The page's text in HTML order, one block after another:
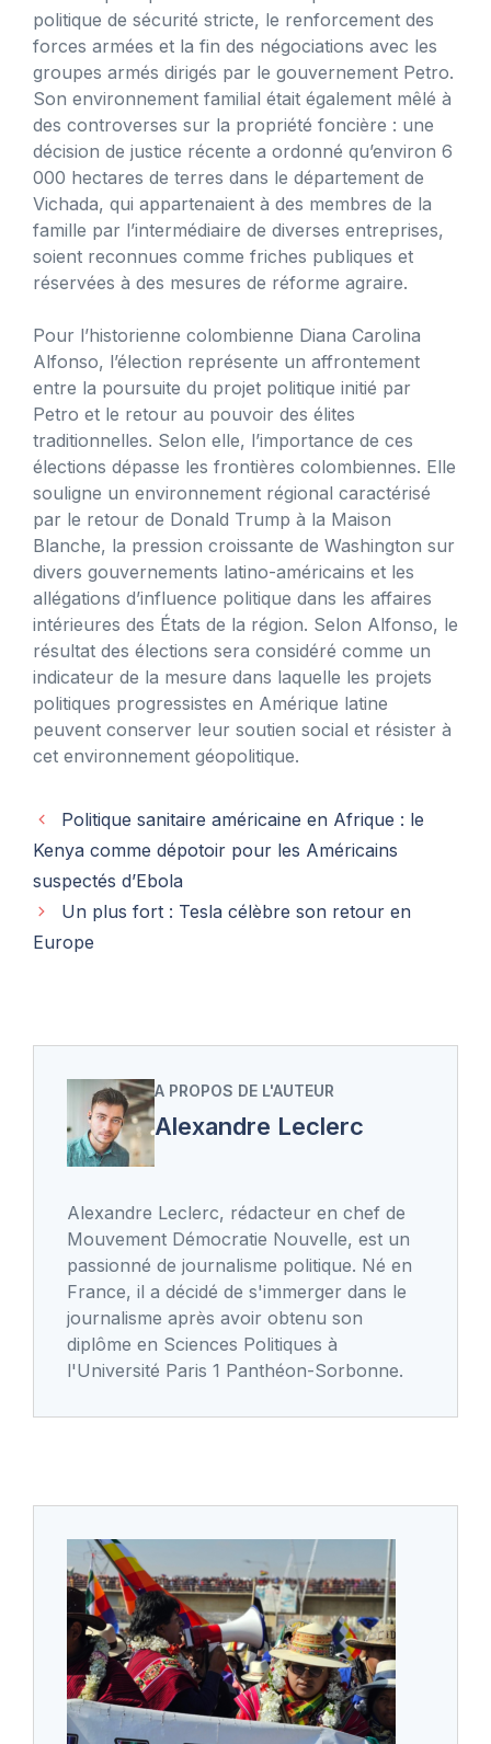
politique de sécurité stricte, le renforcement des
forces armées et la fin des négociations avec les
groupes armés dirigés par le gouvernement Petro.
Son environnement familial était également mêlé à
des controverses sur la propriété foncière : une
décision de justice récente a ordonné qu’environ 6
000 hectares de terres dans le département de
Vichada, qui appartenaient à des membres de la
famille par l’intermédiaire de diverses entreprises,
soient reconnues comme friches publiques et
réservées à des mesures de réforme agraire.
Pour l’historienne colombienne Diana Carolina
Alfonso, l’élection représente un affrontement
entre la poursuite du projet politique initié par
Petro et le retour au pouvoir des élites
traditionnelles. Selon elle, l’importance de ces
élections dépasse les frontières colombiennes. Elle
souligne un environnement régional caractérisé
par le retour de Donald Trump à la Maison
Blanche, la pression croissante de Washington sur
divers gouvernements latino-américains et les
allégations d’influence politique dans les affaires
intérieures des États de la région. Selon Alfonso, le
résultat des élections sera considéré comme un
indicateur de la mesure dans laquelle les projets
politiques progressistes en Amérique latine
peuvent conserver leur soutien social et résister à
cet environnement géopolitique.
Politique sanitaire américaine en Afrique : le
Kenya comme dépotoir pour les Américains
suspectés d’Ebola
Un plus fort : Tesla célèbre son retour en
Europe
A PROPOS DE L'AUTEUR
Alexandre Leclerc
Alexandre Leclerc, rédacteur en chef de
Mouvement Démocratie Nouvelle, est un
passionné de journalisme politique. Né en
France, il a décidé de s'immerger dans le
journalisme après avoir obtenu son
diplôme en Sciences Politiques à
l'Université Paris 1 Panthéon-Sorbonne.